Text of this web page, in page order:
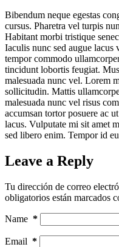
Bibendum neque egestas
cursus. Pharetra vel turpis
Habitant morbi tristique
Iaculis nunc sed augue lacus
tempor commodo
tincidunt lobortis feugiat.
malesuada nunc vel. Lorem
sollicitudin. Mattis
malesuada nunc vel risus
accumsan tortor posuere ac
lacus. Vulputate mi sit amet
sed libero enim. Tempor id
Leave a Reply
Tu dirección de correo
obligatorios están marcados
Name *
Email *